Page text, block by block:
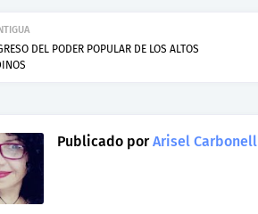
DEL PODER POPULAR DE LOS ALTOS
Publicado porArisel Carbonell